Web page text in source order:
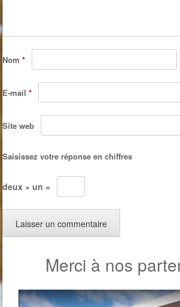
Nom*
E-mail*
Site web
Saisissez votre réponse en chiffres
deux × un =
Merci à nos